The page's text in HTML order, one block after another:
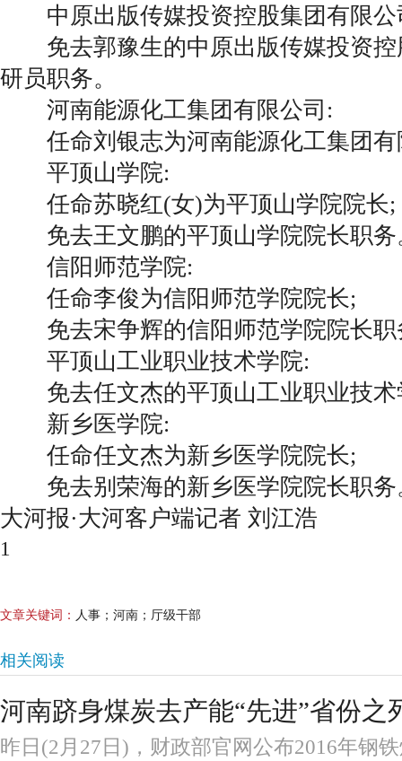
中原出版传媒投资控股集团有限公
免去郭豫生的中原出版传媒投资控
研员职务。
河南能源化工集团有限公司:
任命刘银志为河南能源化工集团有
平顶山学院:
任命苏晓红(女)为平顶山学院院长;
免去王文鹏的平顶山学院院长职务
信阳师范学院:
任命李俊为信阳师范学院院长;
免去宋争辉的信阳师范学院院长职
平顶山工业职业技术学院:
免去任文杰的平顶山工业职业技术
新乡医学院:
任命任文杰为新乡医学院院长;
免去别荣海的新乡医学院院长职务
大河报·大河客户端记者 刘江浩
1
文章关键词： 人事；河南；厅级干部
相关阅读
河南跻身煤炭去产能“先进”省份
昨日(2月27日)，财政部官网公布2016年钢